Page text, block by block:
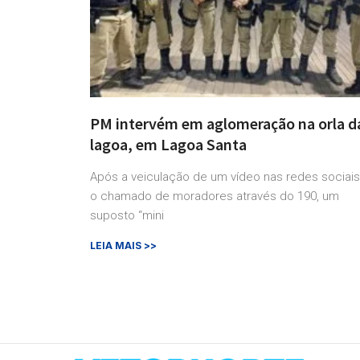
PM intervém em aglomeração na orla
lagoa, em Lagoa Santa
Após a veiculação de um vídeo nas redes
o chamado de moradores através do 190, um
suposto “mini
LEIA MAIS >>